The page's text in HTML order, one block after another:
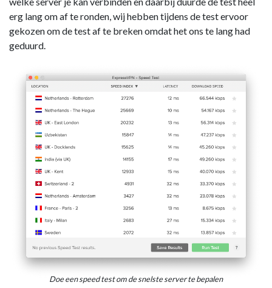
erg lang om af te ronden, wij hebben tijdens de test ervoor
gekozen om de test af te breken omdat het ons te lang had
geduurd.
Doe een speed test om de snelste server te bepalen